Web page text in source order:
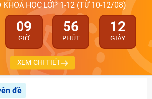
KHOÁ HỌC LỚP 1-12 (TỪ 10-12/08)
09
GIỜ
56
PHÚT
11
GIÂY
XEM CHI TIẾT
đề